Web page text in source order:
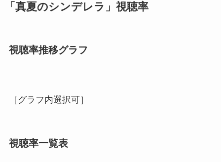
「真夏のシンデレラ」視聴率
視聴率推移グラフ
［グラフ内選択可］
視聴率一覧表